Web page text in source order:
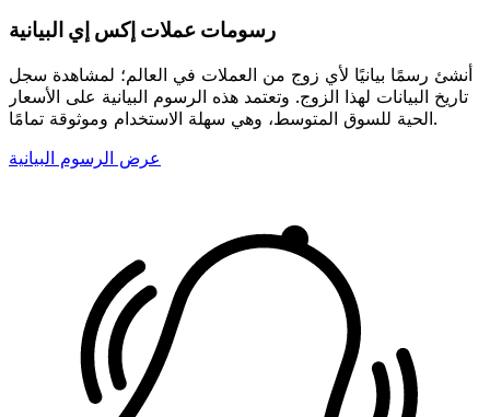
رسومات عملات إكس إي البيانية
أنشئ رسمًا بيانيًا لأي زوج من العملات في العالم؛ لمشاهدة سجل
تاريخ البيانات لهذا الزوج. وتعتمد هذه الرسوم البيانية على الأسعار
الحية للسوق المتوسط، وهي سهلة الاستخدام وموثوقة تمامًا.
عرض الرسوم البيانية